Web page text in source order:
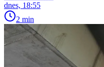
dnes, 18:55
2 min